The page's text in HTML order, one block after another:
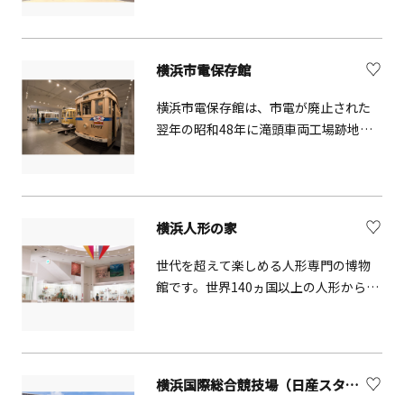
風を受けナナメに育った黒松が独特な
景観を生み出す「緑陰広場」も良いか
内のおすすめスポットを巡る「城ケ島
ハイキングコース」の東側入口になっ
ど、島内散策もあわせてお楽しみくだ
施されています。
横浜市電保存館
横浜市電保存館は、市電が廃止された
翌年の昭和48年に滝頭車両工場跡地に
内には、7両の市電車両、停留所標識、
敷石を当時の姿で保存、市電が走って
いた時代の「時間」と「空気」を感じ
ていただけるよう再現しています。
横浜人形の家
世代を超えて楽しめる人形専門の博物
館です。世界140ヵ国以上の人形から人
て、感じて、遊ぶことができる企画展や
横浜国際総合競技場（日産スタジアム）